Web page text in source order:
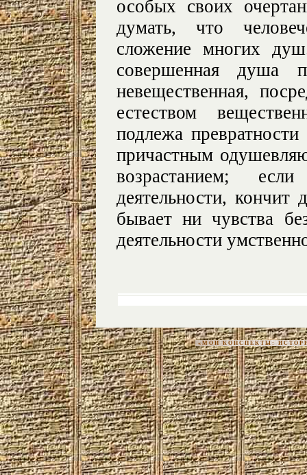
особых своих
думать, что
сложение многих
совершенная душа
невещественная,
естеством
подлежа
причастным
возрастанием;
деятельности,
бывает ни чувства
деятельности
«МОИ КОНСПЕКТЫ: